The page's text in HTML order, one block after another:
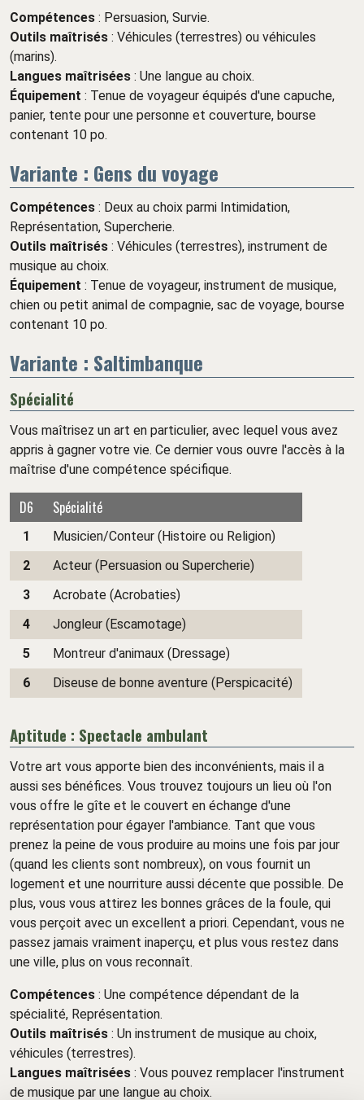
Compétences : Persuasion, Survie.
Outils maîtrisés : Véhicules (terrestres) ou véhicules
(marins).
Langues maîtrisées : Une langue au choix.
Équipement : Tenue de voyageur équipés d'une capuche,
panier, tente pour une personne et couverture, bourse
contenant 10 po.
Variante : Gens du voyage
Compétences : Deux au choix parmi Intimidation,
Représentation, Supercherie.
Outils maîtrisés : Véhicules (terrestres), instrument de
musique au choix.
Équipement : Tenue de voyageur, instrument de musique,
chien ou petit animal de compagnie, sac de voyage, bourse
contenant 10 po.
Variante : Saltimbanque
Spécialité
Vous maîtrisez un art en particulier, avec lequel vous avez
appris à gagner votre vie. Ce dernier vous ouvre l'accès à la
maîtrise d'une compétence spécifique.
D6 Spécialité
1
Musicien/Conteur (Histoire ou Religion)
2
Acteur (Persuasion ou Supercherie)
3
Acrobate (Acrobaties)
4
Jongleur (Escamotage)
5
Montreur d'animaux (Dressage)
6
Diseuse de bonne aventure (Perspicacité)
Aptitude : Spectacle ambulant
Votre art vous apporte bien des inconvénients, mais il a
aussi ses bénéfices. Vous trouvez toujours un lieu où l'on
vous offre le gîte et le couvert en échange d'une
représentation pour égayer l'ambiance. Tant que vous
prenez la peine de vous produire au moins une fois par jour
(quand les clients sont nombreux), on vous fournit un
logement et une nourriture aussi décente que possible. De
plus, vous vous attirez les bonnes grâces de la foule, qui
vous perçoit avec un excellent a priori. Cependant, vous ne
passez jamais vraiment inaperçu, et plus vous restez dans
une ville, plus on vous reconnaît.
Compétences : Une compétence dépendant de la
spécialité, Représentation.
Outils maîtrisés : Un instrument de musique au choix,
véhicules (terrestres).
Langues maîtrisées : Vous pouvez remplacer l'instrument
de musique par une langue au choix.